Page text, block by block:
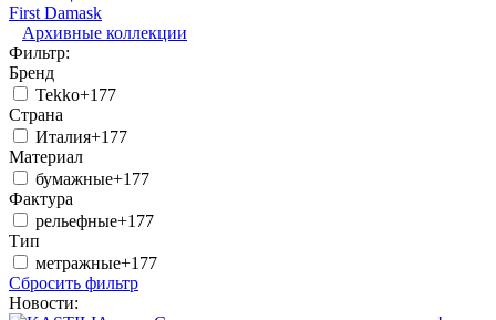
First Damask
Архивные коллекции
Фильтр:
Бренд
Tekko+177
Страна
Италия+177
Материал
бумажные+177
Фактура
рельефные+177
Тип
метражные+177
Сбросить фильтр
Новости: